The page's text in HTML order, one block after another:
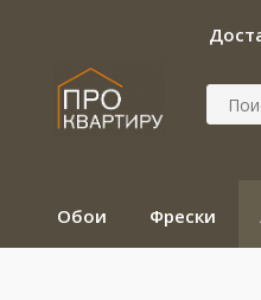
Обои Фрески